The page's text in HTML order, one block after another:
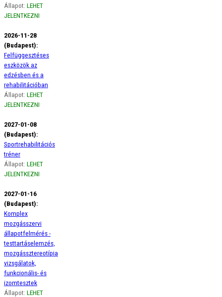
Állapot: LEHET
JELENTKEZNI
2026-11-28
(Budapest):
Felfüggesztéses
eszközök az
edzésben és a
rehabilitációban
Állapot: LEHET
JELENTKEZNI
2027-01-08
(Budapest):
Sportrehabilitációs
tréner
Állapot: LEHET
JELENTKEZNI
2027-01-16
(Budapest):
Komplex
mozgásszervi
állapotfelmérés -
testtartáselemzés,
mozgássztereotípia
vizsgálatok,
funkcionális- és
izomtesztek
Állapot: LEHET